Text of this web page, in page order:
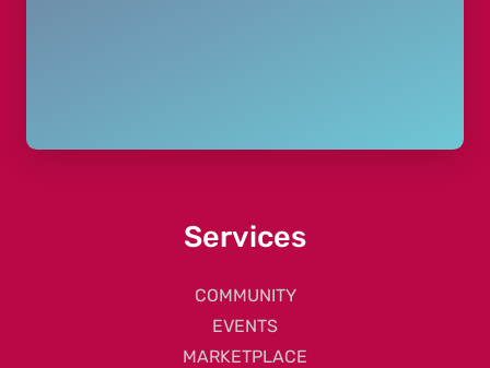
Services
COMMUNITY
EVENTS
MARKETPLACE